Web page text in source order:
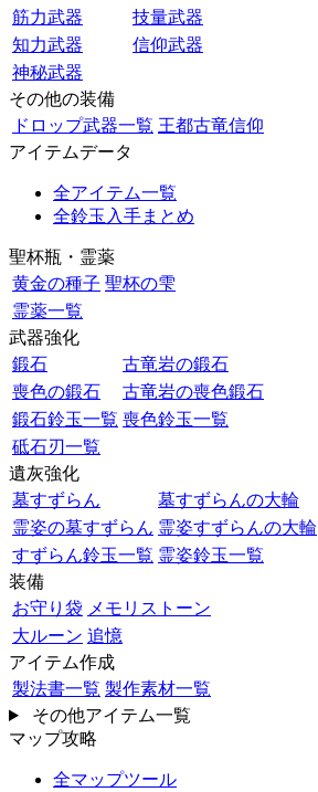
筋力武器
技量武器
知力武器
信仰武器
神秘武器
その他の装備
ドロップ武器一覧 王都古竜信仰
アイテムデータ
全アイテム一覧
全鈴玉入手まとめ
聖杯瓶・霊薬
黄金の種子 聖杯の雫
霊薬一覧
武器強化
鍛石
古竜岩の鍛石
喪色の鍛石
古竜岩の喪色鍛石
鍛石鈴玉一覧 喪色鈴玉一覧
砥石刃一覧
遺灰強化
墓すずらん
墓すずらんの大輪
霊姿の墓すずらん 霊姿すずらんの大輪
すずらん鈴玉一覧 霊姿鈴玉一覧
装備
お守り袋 メモリストーン
大ルーン 追憶
アイテム作成
製法書一覧 製作素材一覧
その他アイテム一覧
マップ攻略
全マップツール